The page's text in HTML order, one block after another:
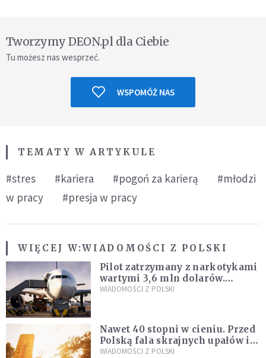
Tworzymy DEON.pl dla Ciebie
Tu możesz nas wesprzeć.
WSPOMÓŻ NAS
TEMATY W ARTYKULE
#stres #kariera #pogoń za karierą
#młodzi
w pracy
#presja w pracy
WIĘCEJ W:WIADOMOŚCI Z POLSKI
Pilot zatrzymany z narkotykami
wartymi 3,6 mln dolarów.
Śledczy podejrzewają, że latał
WIADOMOŚCI Z POLSKI
Nawet 40 stopni w cieniu. Przed
Polską fala skrajnych upałów i
gwałtowne burze
WIADOMOŚCI Z POLSKI